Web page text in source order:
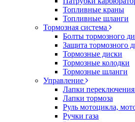
Топливные краны
Топливные шланги
Тормозная система
Болты тормозного
Защита тормозного
Тормозные диски
Тормозные колодки
Тормозные шланги
Управление
Лапки
Лапки тормоза
Руль мотоцикла,
Ручки газа